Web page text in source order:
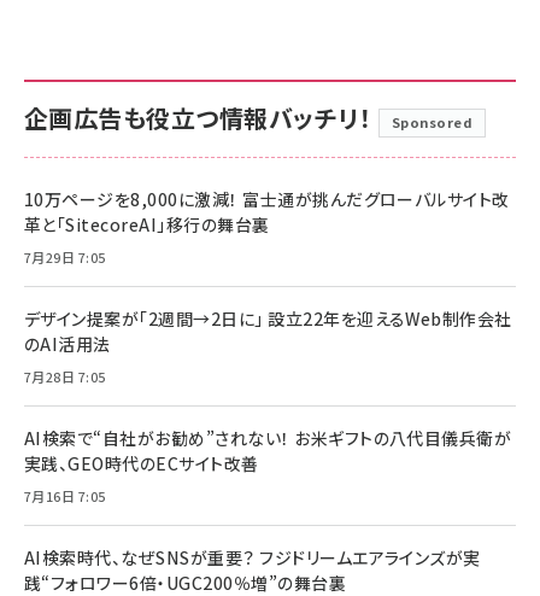
企画広告も役立つ情報バッチリ！ Sponsored
10万ページを8,000に激減！ 富士通が挑んだグローバルサイト改
革と「SitecoreAI」移行の舞台裏
7月29日 7:05
デザイン提案が「2週間→2日に」 設立22年を迎えるWeb制作会社
のAI活用法
7月28日 7:05
AI検索で“自社がお勧め”されない！ お米ギフトの八代目儀兵衛が
実践、GEO時代のECサイト改善
7月16日 7:05
AI検索時代、なぜSNSが重要？ フジドリームエアラインズが実
践“フォロワー6倍・UGC200％増”の舞台裏